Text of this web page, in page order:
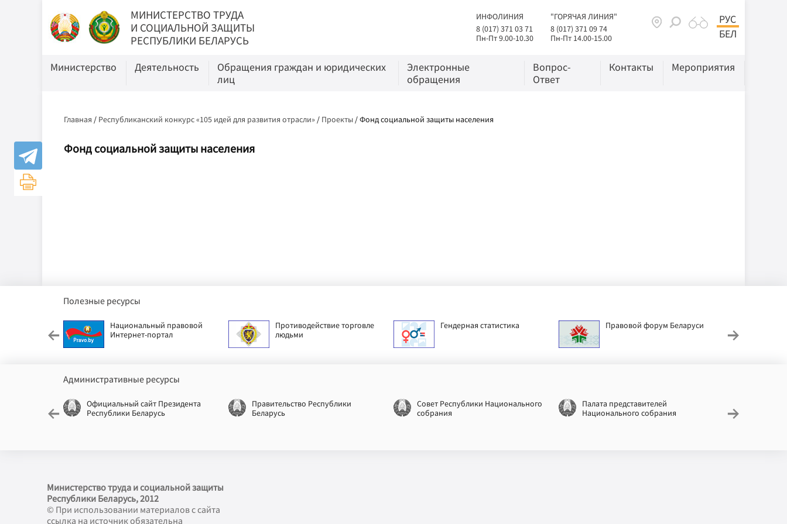
МИНИСТЕРСТВО ТРУДА
И СОЦИАЛЬНОЙ ЗАЩИТЫ
РЕСПУБЛИКИ БЕЛАРУСЬ
ИНФОЛИНИЯ
8 (017) 371 03 71
Пн-Пт 9.00-10.30
"ГОРЯЧАЯ ЛИНИЯ"
8 (017) 371 09 74
Пн-Пт 14.00-15.00
РУС
БЕЛ
Министерство Деятельность
Обращения граждан и юридических
лиц
Электронные
обращения
Вопрос-
Ответ
Контакты Мероприятия
Главная / Республиканский конкурс «105 идей для развития отрасли» / Проекты /Фонд социальной защиты населения
Фонд социальной защиты населения
Полезные ресурсы
Национальный правовой
Интернет-портал
Противодействие торговле
людьми
Гендерная статистика Правовой форум Беларуси
Административные ресурсы
Официальный сайт Президента
Республики Беларусь
Правительство Республики
Беларусь
Совет Республики Национального
собрания
Палата представителей
Национального собрания
Министерство труда и социальной защиты
Республики Беларусь, 2012
© При использовании материалов с сайта
ссылка на источник обязательна